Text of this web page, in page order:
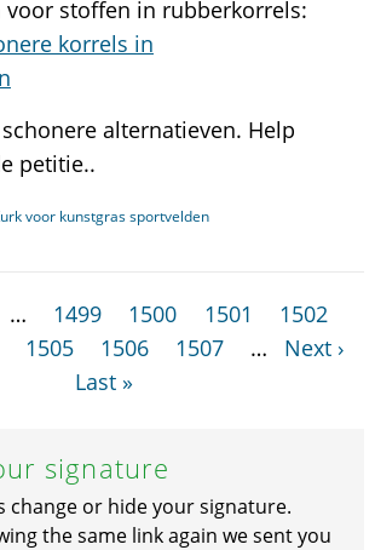
voor stoffen in rubberkorrels:
korrels in
alternatieven. Help
petitie..
voor kunstgras sportvelden
… 1499 1500 1501
1502
1505 1506 1507 …
Next ›
Last »
signature
change or hide your signature.
the same link again we sent you